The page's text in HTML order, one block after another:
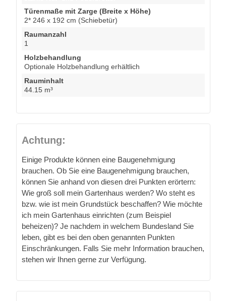
Türenmaße mit Zarge (Breite x Höhe)
2* 246 x 192 cm (Schiebetür)
Raumanzahl
1
Holzbehandlung
Optionale Holzbehandlung erhältlich
Rauminhalt
44.15 m³
Achtung:
Einige Produkte können eine Baugenehmigung
brauchen. Ob Sie eine Baugenehmigung brauchen,
können Sie anhand von diesen drei Punkten erörtern:
Wie groß soll mein Gartenhaus werden? Wo steht es
bzw. wie ist mein Grundstück beschaffen? Wie möchte
ich mein Gartenhaus einrichten (zum Beispiel
beheizen)? Je nachdem in welchem Bundesland Sie
leben, gibt es bei den oben genannten Punkten
Einschränkungen. Falls Sie mehr Information brauchen,
stehen wir Ihnen gerne zur Verfügung.